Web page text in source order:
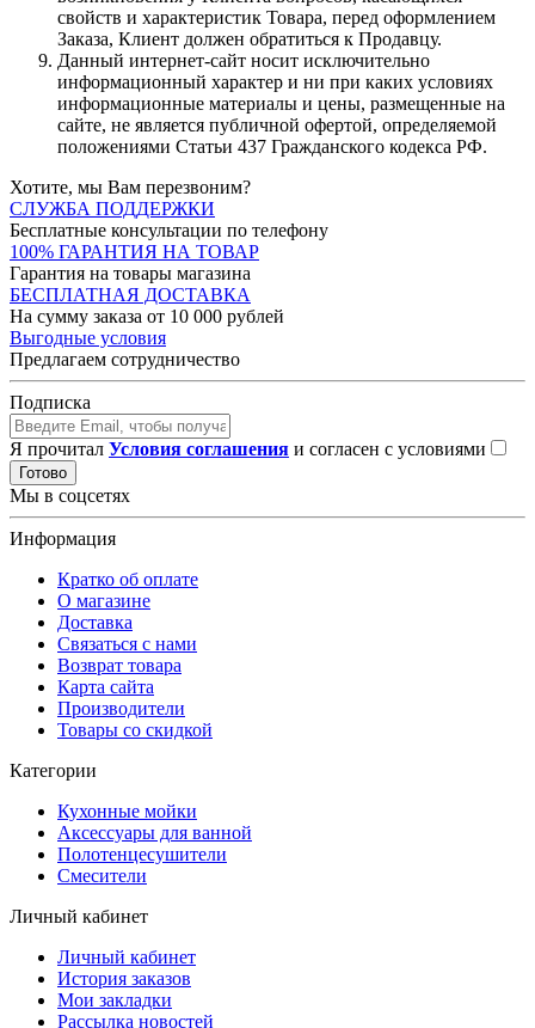
свойств и характеристик Товара, перед оформлением
Заказа, Клиент должен обратиться к Продавцу.
Данный интернет-сайт носит исключительно
информационный характер и ни при каких условиях
информационные материалы и цены, размещенные на
сайте, не является публичной офертой, определяемой
положениями Статьи 437 Гражданского кодекса РФ.
Хотите, мы Вам перезвоним?
СЛУЖБА ПОДДЕРЖКИ
Бесплатные консультации по телефону
100% ГАРАНТИЯ НА ТОВАР
Гарантия на товары магазина
БЕСПЛАТНАЯ ДОСТАВКА
На сумму заказа от 10 000 рублей
Выгодные условия
Предлагаем сотрудничество
Подписка
Я прочитал Условия соглашения и согласен с условиями
Готово
Мы в соцсетях
Информация
Кратко об оплате
О магазине
Доставка
Связаться с нами
Возврат товара
Карта сайта
Производители
Товары со скидкой
Категории
Кухонные мойки
Аксессуары для ванной
Полотенцесушители
Смесители
Личный кабинет
Личный кабинет
История заказов
Мои закладки
Рассылка новостей